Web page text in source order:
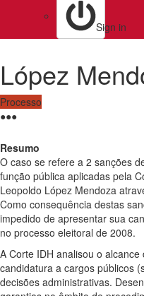
Sign in
López
Processo
●●●
Resumo
O caso se refere a 2 sanções
função pública aplicadas pela
Leopoldo López Mendoza
Como consequência destas
impedido de apresentar sua
no processo eleitoral de 2008.
A Corte IDH analisou o
candidatura a cargos públicos
decisões administrativas.